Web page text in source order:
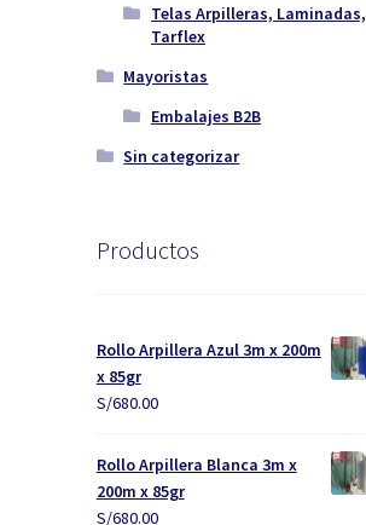
Telas Arpilleras, Laminadas,
Tarflex
Mayoristas
Embalajes B2B
Sin categorizar
Productos
Rollo Arpillera Azul 3m x 200m
x 85gr
S/680.00
Rollo Arpillera Blanca 3m x
200m x 85gr
S/680.00